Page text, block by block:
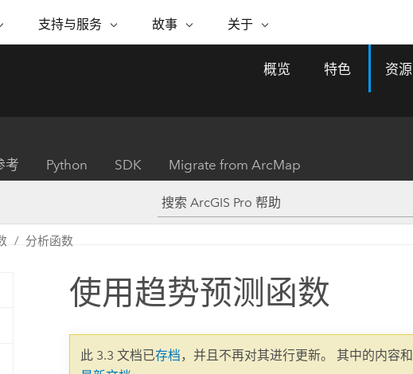
程序
功能
将位置引入分析
集成、编辑和共享空间数据
Esri 产品、合作
事业
州和地方政府
电信
交通运输
专题倡议
基础设施管理
者了解基础设施工程与周围环境的关系。
探索基础设施管理
支持与服务
支持与服务 自助服务
文档
My Esri
故事
ESRI 故事
现实世界的全球 GIS 创新
客
行业新闻和
所有故事
关于
关于 ESRI
合作伙伴
招贤纳士
联系我们
概览 特色 资源
考 Python SDK Migrate from ArcMap
分析函数
使用趋势预测函数
此 3.3 文档已存档，并且不再对其进行更新。 其中的内容